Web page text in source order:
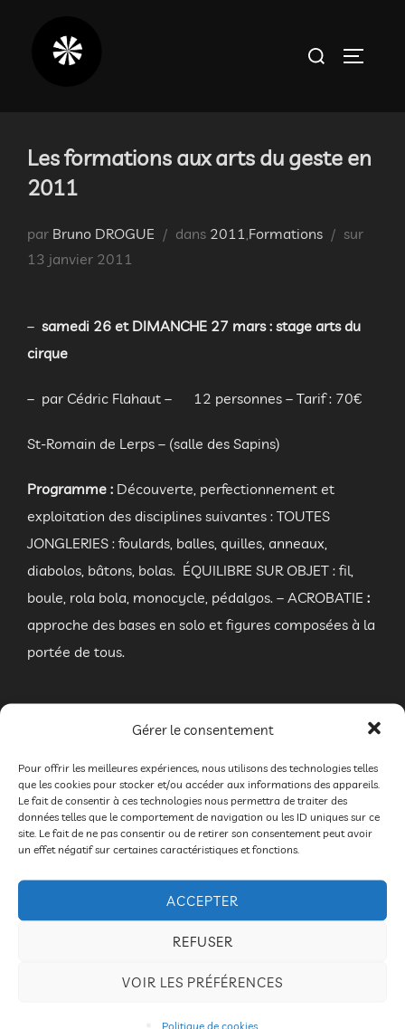
Gérer le consentement
Pour offrir les meilleures expériences, nous utilisons des technologies telles
que les cookies pour stocker et/ou accéder aux informations des appareils.
Le fait de consentir à ces technologies nous permettra de traiter des
données telles que le comportement de navigation ou les ID uniques sur ce
site. Le fait de ne pas consentir ou de retirer son consentement peut avoir
un effet négatif sur certaines caractéristiques et fonctions.
ACCEPTER
REFUSER
VOIR LES PRÉFÉRENCES
Politique de cookies
Rechercher :
Les formations aux arts du geste en
2011
par Bruno DROGUE dans 2011 Formations surPublié
13 janvier 2011
– samedi 26 et DIMANCHE 27 mars : stage arts du
cirque
– par Cédric Flahaut – 12 personnes – Tarif : 70€
St-Romain de Lerps – (salle des Sapins)
Programme : Découverte, perfectionnement et
exploitation des disciplines suivantes : TOUTES
JONGLERIES : foulards, balles, quilles, anneaux,
diabolos, bâtons, bolas. ÉQUILIBRE SUR OBJET : fil,
boule, rola bola, monocycle, pédalgos. – ACROBATIE :
approche des bases en solo et figures composées à la
portée de tous.
du clown – Cie le P’tit Grain Par Arlette Breton
Pental Alias Pepette. –
– 12 personnes – tarif : 70€
– Saint-Sylvestre – (salle des Fêtes)
en valeur sa personnalité avec humour,